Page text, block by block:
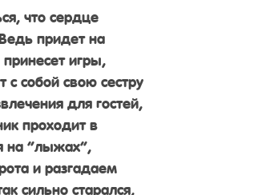
что сердце
придет на
игры,
с собой свою сестру
для гостей,
проходит в
на “лыжах”,
и разгадаем
сильно старался,